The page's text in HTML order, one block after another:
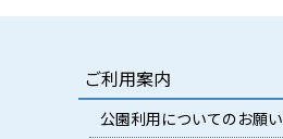
ご利用案内
公園利用についてのお願い